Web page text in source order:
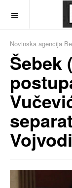
Novinska agencija
Šebek